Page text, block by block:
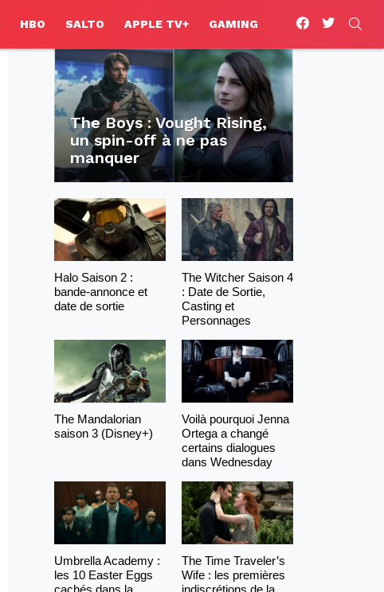
HBO SALTO APPLE TV+ GAMING
facebooktwitter
The Boys : Vought Rising,
un spin-off à ne pas
manquer
Halo Saison 2 :
bande-annonce et
date de sortie
The Witcher Saison 4
: Date de Sortie,
Casting et
Personnages
The Mandalorian
saison 3 (Disney+)
Voilà pourquoi Jenna
Ortega a changé
certains dialogues
dans Wednesday
Umbrella Academy :
les 10 Easter Eggs
cachés dans la
The Time Traveler’s
Wife : les premières
indiscrétions de la